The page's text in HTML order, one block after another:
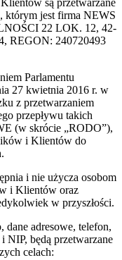
są przetwarzane
którym jest firma NEWS
22 LOK. 12, 42-
REGON: 240720493
Parlamentu
27 kwietnia 2016 r. w
z przetwarzaniem
przepływu takich
(w skrócie „RODO”),
i Klientów do
i nie użycza osobom
i Klientów oraz
w przyszłości.
dane adresowe, telefon,
NIP, będą przetwarzane
celach: